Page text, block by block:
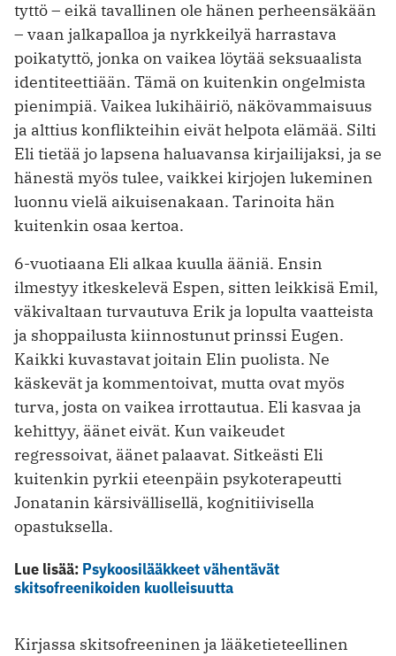
tyttö – eikä tavallinen ole hänen perheensäkään
– vaan jalkapalloa ja nyrkkeilyä harrastava
poikatyttö, jonka on vaikea löytää seksuaalista
identiteettiään. Tämä on kuitenkin ongelmista
pienimpiä. Vaikea lukihäiriö, näkövammaisuus
ja alttius konflikteihin eivät helpota elämää. Silti
Eli tietää jo lapsena haluavansa kirjailijaksi, ja se
hänestä myös tulee, vaikkei kirjojen lukeminen
luonnu vielä aikuisenakaan. Tarinoita hän
kuitenkin osaa kertoa.
6-vuotiaana Eli alkaa kuulla ääniä. Ensin
ilmestyy itkeskelevä Espen, sitten leikkisä Emil,
väkivaltaan turvautuva Erik ja lopulta vaatteista
ja shoppailusta kiinnostunut prinssi Eugen.
Kaikki kuvastavat joitain Elin puolista. Ne
käskevät ja kommentoivat, mutta ovat myös
turva, josta on vaikea irrottautua. Eli kasvaa ja
kehittyy, äänet eivät. Kun vaikeudet
regressoivat, äänet palaavat. Sitkeästi Eli
kuitenkin pyrkii eteenpäin psykoterapeutti
Jonatanin kärsivällisellä, kognitiivisella
opastuksella.
Lue lisää: Psykoosilääkkeet vähentävät
skitsofreenikoiden kuolleisuutta
Kirjassa skitsofreeninen ja lääketieteellinen